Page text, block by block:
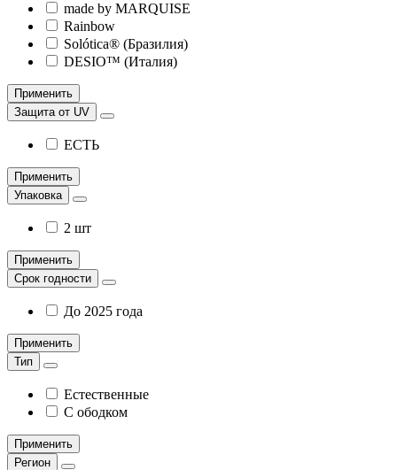
made by MARQUISE
Rainbow
Solótica® (Бразилия)
DESIO™ (Италия)
Применить
Защита от UV
ЕСТЬ
Применить
Упаковка
2 шт
Применить
Срок годности
До 2025 года
Применить
Тип
Естественные
С ободком
Применить
Регион